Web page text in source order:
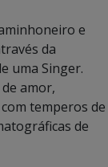
e
da
uma Singer.
amor,
temperos de
de